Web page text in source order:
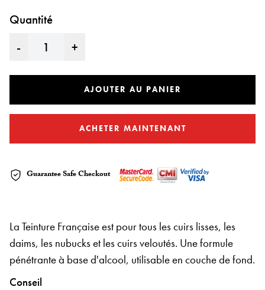
Quantité
-
+
AJOUTER AU PANIER
ACHETER MAINTENANT
Guarantee Safe Checkout
La Teinture Française est pour tous les cuirs lisses, les
daims, les nubucks et les cuirs veloutés. Une formule
pénétrante à base d'alcool, utilisable en couche de fond.
Conseil